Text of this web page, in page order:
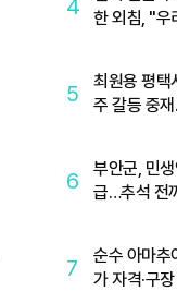
4
한 외침, "우
5
최원용 평택
주 갈등 중
6
부안군, 민
급…추석 전
7
순수 아마추
가 자격·구